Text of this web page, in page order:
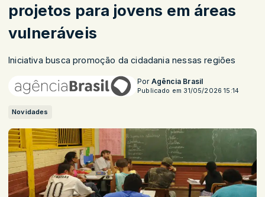
projetos para jovens em áreas
vulneráveis
Iniciativa busca promoção da cidadania nessas regiões
Por Agência Brasil
Publicado em 31/05/2026 15:14
Novidades